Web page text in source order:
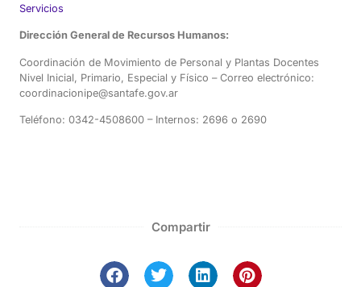
Servicios
Dirección General de Recursos Humanos:
Coordinación de Movimiento de Personal y Plantas Docentes
Nivel Inicial, Primario, Especial y Físico – Correo electrónico:
coordinacionipe@santafe.gov.ar
Teléfono: 0342-4508600 – Internos: 2696 o 2690
Compartir